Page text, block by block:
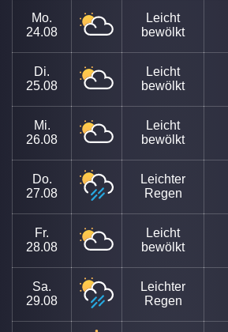
Mo.
24.08
Leicht
bewölkt
Di.
25.08
Leicht
bewölkt
Mi.
26.08
Leicht
bewölkt
Do.
27.08
Leichter
Regen
Fr.
28.08
Leicht
bewölkt
Sa.
29.08
Leichter
Regen